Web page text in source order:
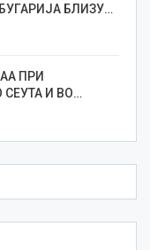
БЛИЗУ…
ПРИ
И ВО…